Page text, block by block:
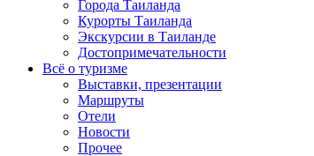
Города Таиланда
Курорты Таиланда
Экскурсии в Таиланде
Достопримечательности
Всё о туризме
Выставки, презентации
Маршруты
Отели
Новости
Прочее